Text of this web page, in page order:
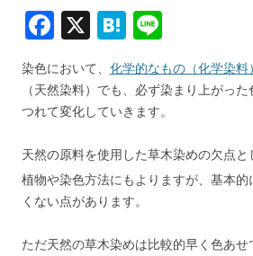
F
a
c
e
b
o
o
X H
at
e
n
a
n
e
染色において、 化学的なもの（化学染料）
（天然染料）でも、必ず染まり上がっ
つれて変化していきます。
天然の原料を使用した草木染めの欠点
植物や染色方法にもよりますが、基本的
くない点があります。
ただ天然の草木染めは比較的早く色あ